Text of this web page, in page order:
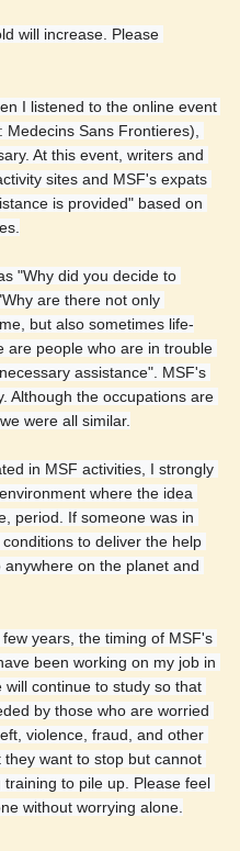
will increase. Please
I listened to the online event
Sans Frontieres),
At this event, writers and
sites and MSF's expats
is provided" based on
"Why did you decide to
are there not only
but also sometimes life-
are people who are in trouble
assistance". MSF's
Although the occupations are
were all similar.
in MSF activities, I strongly
where the idea
period. If someone was in
to deliver the help
on the planet and
years, the timing of MSF's
been working on my job in
continue to study so that
by those who are worried
violence, fraud, and other
want to stop but cannot
to pile up. Please feel
without worrying alone.